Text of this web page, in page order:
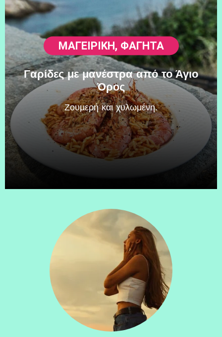
ΜΑΓΕΙΡΙΚΗ, ΦΑΓΗΤΆ
Γαρίδες με μανέστρα από το Άγιο
Όρος
Zουμερή και χυλωμένη.